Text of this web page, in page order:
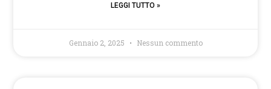
LEGGI TUTTO »
Gennaio 2, 2025 Nessun commento